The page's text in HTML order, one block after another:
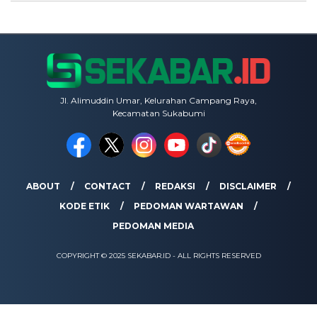
Jl. Alimuddin Umar, Kelurahan Campang Raya,
Kecamatan Sukabumi
ABOUT CONTACT REDAKSI
DISCLAIMER
KODE ETIK
PEDOMAN WARTAWAN
PEDOMAN MEDIA
COPYRIGHT © 2025 SEKABAR.ID - ALL RIGHTS RESERVED